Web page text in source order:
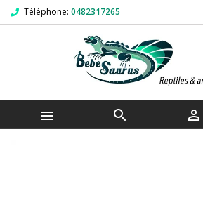
Téléphone: 0482317265
  